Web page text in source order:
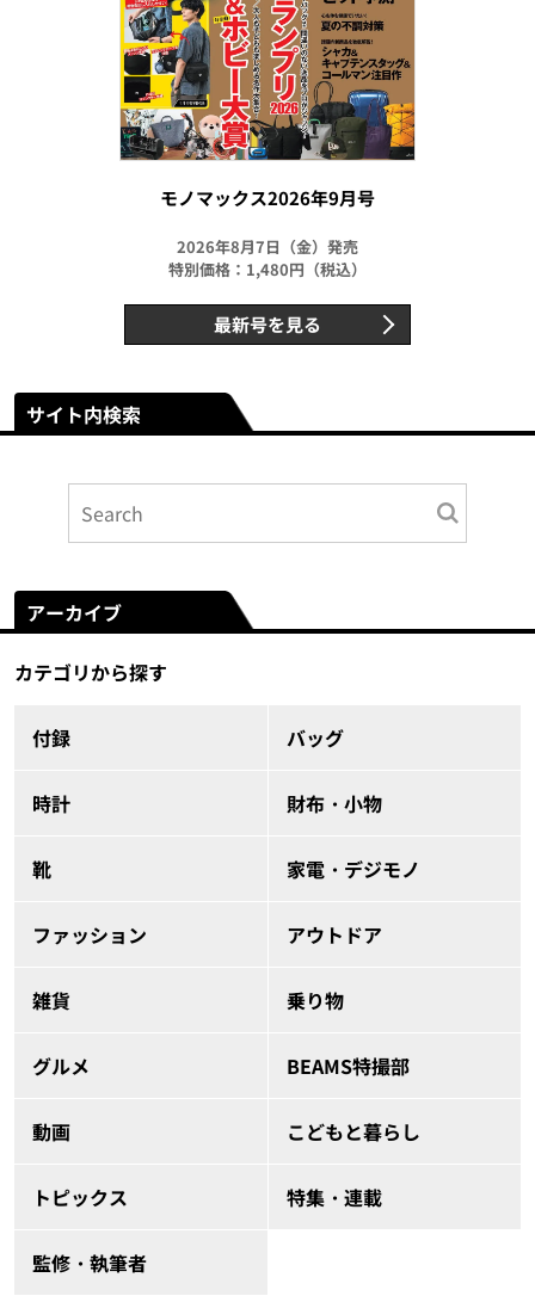
モノマックス2026年9月号
2026年8月7日（金）発売
特別価格：1,480円（税込）
最新号を見る
サイト内検索
アーカイブ
カテゴリから探す
付録 バッグ
時計 財布・小物
靴 家電・デジモノ
ファッション アウトドア
雑貨 乗り物
グルメ BEAMS特撮部
動画 こどもと暮らし
トピックス 特集・連載
監修・執筆者